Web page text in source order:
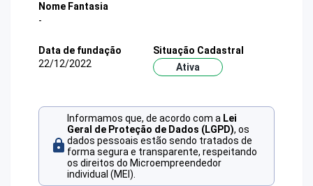
Nome Fantasia
-
Data de fundação
22/12/2022
Situação Cadastral
Ativa
Informamos que, de acordo com a Lei
Geral de Proteção de Dados (LGPD), os
dados pessoais estão sendo tratados de
forma segura e transparente, respeitando
os direitos do Microempreendedor
individual (MEI).